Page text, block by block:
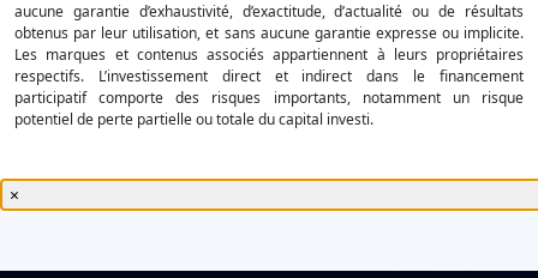
aucune garantie d’exhaustivité, d’exactitude, d’actualité ou de résultats
obtenus par leur utilisation, et sans aucune garantie expresse ou implicite.
Les marques et contenus associés appartiennent à leurs propriétaires
respectifs. L’investissement direct et indirect dans le financement
participatif comporte des risques importants, notamment un risque
potentiel de perte partielle ou totale du capital investi.
×